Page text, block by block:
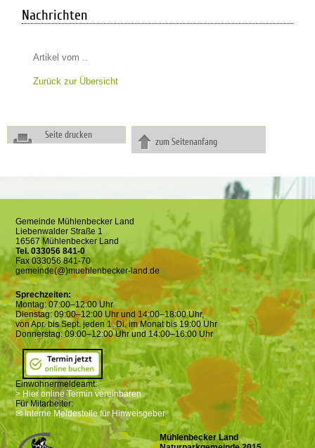
Nachrichten
Artikel vom ..
Zurück zur Übersicht
Seite drucken
zum Seitenanfang
Gemeinde Mühlenbecker Land
Liebenwalder Straße 1
16567 Mühlenbecker Land
Tel. 033056 841-0
Fax 033056 841-70
gemeinde(@)muehlenbecker-land.de
Sprechzeiten:
Montag: 07:00–12:00 Uhr
Dienstag: 09:00–12:00 Uhr und 14:00–18:00 Uhr,
von Apr. bis Sept. jeden 1. Di. im Monat bis 19:00 Uhr
Donnerstag: 09:00–12:00 Uhr und 14:00–16:00 Uhr
Einwohnermeldeamt:
> Hier online Termin vereinbaren
Für Mitarbeiter:
✉ Interne Meldestelle für Hinweisgeber
Mühlenbecker Land